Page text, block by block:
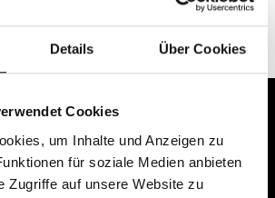
Details Über Cookies
Cookies
um Inhalte und Anzeigen zu
für soziale Medien anbieten
Zugriffe auf unsere Website zu